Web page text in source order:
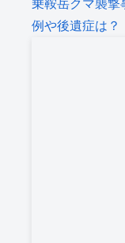
乗鞍岳クマ襲撃
例や後遺症は？